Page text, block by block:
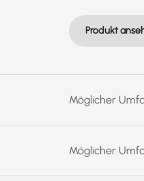
Produkt
Möglicher
Möglicher